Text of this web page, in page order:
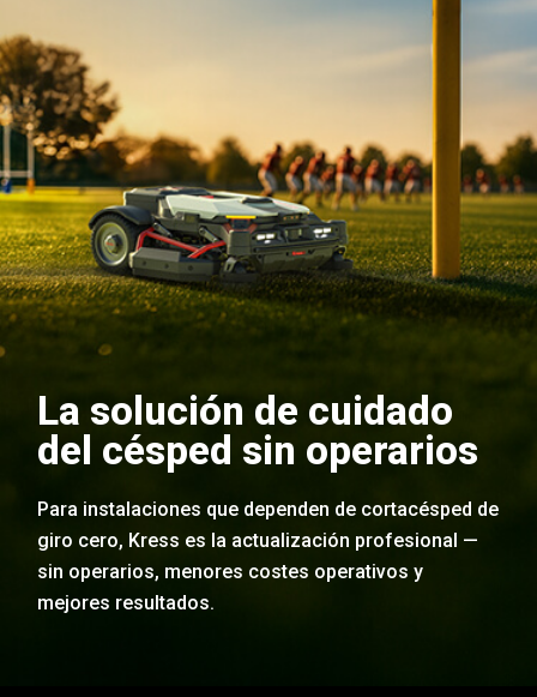
La solución de cuidado
del césped sin operarios
Para instalaciones que dependen de cortacésped de
giro cero, Kress es la actualización profesional —
sin operarios, menores costes operativos y
mejores resultados.